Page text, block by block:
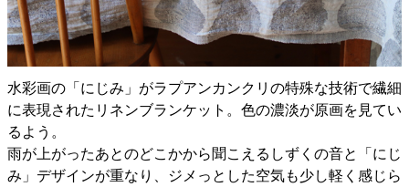
水彩画の「にじみ」がラプアンカンクリの特殊な技術で繊細
に表現されたリネンブランケット。色の濃淡が原画を見てい
るよう。
雨が上がったあとのどこかから聞こえるしずくの音と「にじ
み」デザインが重なり、ジメっとした空気も少し軽く感じら